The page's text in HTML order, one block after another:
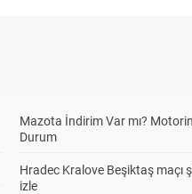
Mazota İndirim Var mı?
Durum
Hradec Kralove Beşiktaş maçı
izle